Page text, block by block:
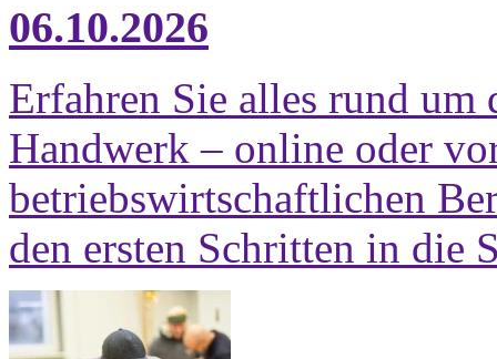
06.10.2026
Erfahren Sie alles rund
Handwerk – online oder
betriebswirtschaftlichen
den ersten Schritten in die